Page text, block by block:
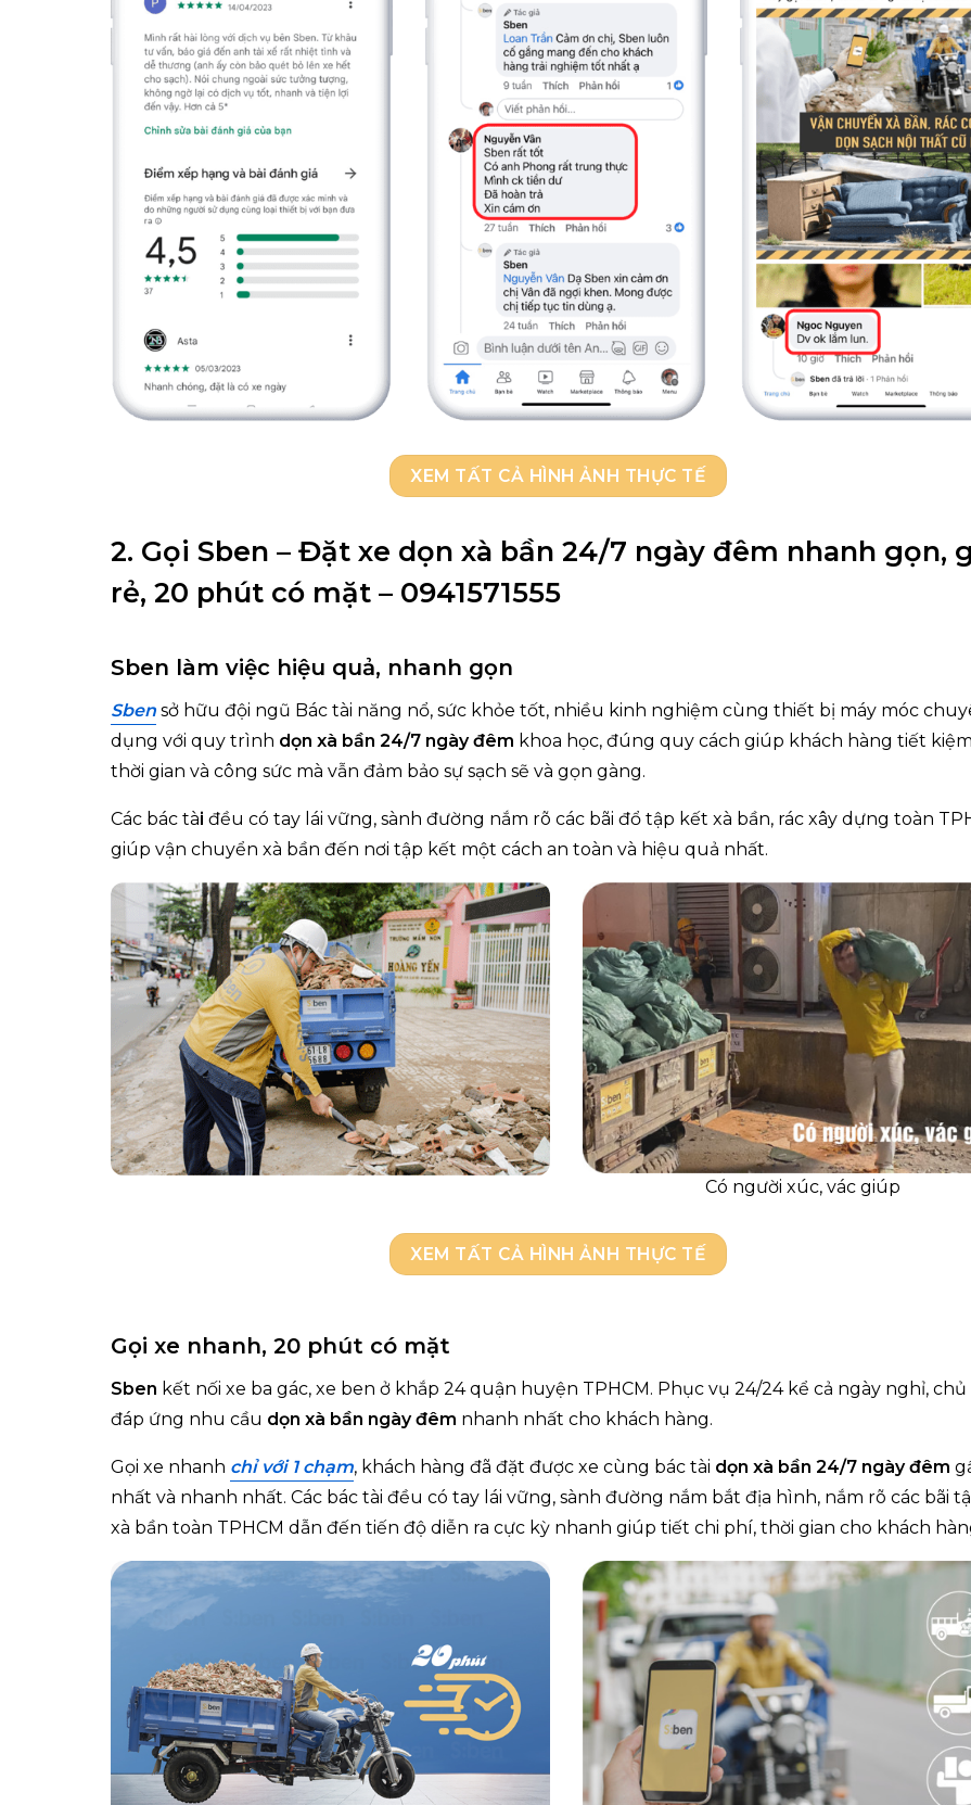
XEM TẤT CẢ HÌNH ẢNH THỰC TẾ
2. Gọi Sben – Đặt xe dọn xà bần 24/7 ngày đêm nhanh gọn,
rẻ, 20 phút có mặt – 0941571555
Sben làm việc hiệu quả, nhanh gọn
Sben sở hữu đội ngũ Bác tài năng nổ, sức khỏe tốt, nhiều kinh nghiệm cùng thiết bị máy móc
dụng với quy trình dọn xà bần 24/7 ngày đêm khoa học, đúng quy cách giúp khách hàng tiết
thời gian và công sức mà vẫn đảm bảo sự sạch sẽ và gọn gàng.
Các bác tài đều có tay lái vững, sành đường nắm rõ các bãi đổ tập kết xà bần, rác xây dựng toàn
giúp vận chuyển xà bần đến nơi tập kết một cách an toàn và hiệu quả nhất.
Có người xúc, vác giúp
XEM TẤT CẢ HÌNH ẢNH THỰC TẾ
Gọi xe nhanh, 20 phút có mặt
Sben kết nối xe ba gác, xe ben ở khắp 24 quận huyện TPHCM. Phục vụ 24/24 kể cả ngày nghỉ,
đáp ứng nhu cầu dọn xà bần ngày đêm nhanh nhất cho khách hàng.
Gọi xe nhanh chỉ với 1 chạm, khách hàng đã đặt được xe cùng bác tài dọn xà bần 24/7 ngày đêm
nhất và nhanh nhất. Các bác tài đều có tay lái vững, sành đường nắm bắt địa hình, nắm rõ các bãi
xà bần toàn TPHCM dẫn đến tiến độ diễn ra cực kỳ nhanh giúp tiết chi phí, thời gian cho khách